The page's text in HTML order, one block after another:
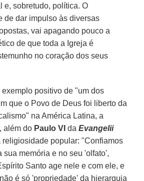
e, sobretudo, política. O
de dar impulso às diversas
vai apagando pouco a
de que toda a Igreja é
no coração dos seus
positivo de "um dos
que o Povo de Deus foi liberto da
na América Latina, a
além do Paulo VI daEvangelii
popular: "Confiamos
sua memória e no seu 'olfato',
Santo age nele e com ele, e
é só 'propriedade' da hierarquia